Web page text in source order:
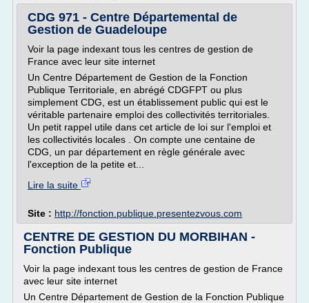
CDG 971 - Centre Départemental de
Gestion de Guadeloupe
Voir la page indexant tous les centres de gestion de
France avec leur site internet
Un Centre Département de Gestion de la Fonction
Publique Territoriale, en abrégé CDGFPT ou plus
simplement CDG, est un établissement public qui est le
véritable partenaire emploi des collectivités territoriales.
Un petit rappel utile dans cet article de loi sur l'emploi et
les collectivités locales . On compte une centaine de
CDG, un par département en règle générale avec
l'exception de la petite et...
Lire la suite
Site : http://fonction.publique.presentezvous.com
CENTRE DE GESTION DU MORBIHAN -
Fonction Publique
Voir la page indexant tous les centres de gestion de France
avec leur site internet
Un Centre Département de Gestion de la Fonction Publique